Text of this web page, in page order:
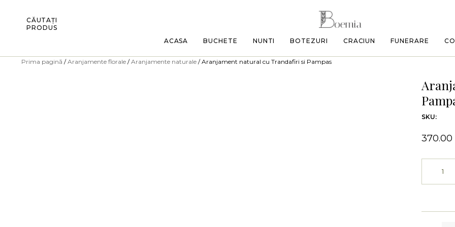
CĂUTAȚI
PRODUS
ACASA
BUCHETE NUNTI BOTEZURI CRACIUN FUNERARE
Prima pagină /Aranjamente florale /Aranjamente naturale / Aranjament natural cu Trandafiri si Pampas
SKU:
370.00